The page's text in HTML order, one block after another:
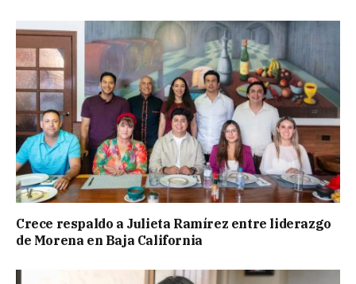
Crece respaldo a Julieta Ramírez entre liderazgo
de Morena en Baja California